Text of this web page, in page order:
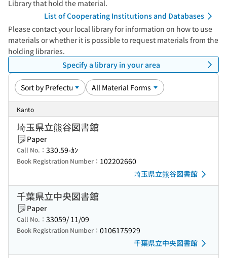
Library that hold the material.
List of Cooperating Institutions and Databases
Please contact your local library for information on how to use
materials or whether it is possible to request materials from the
holding libraries.
Specify a library in your area
Kanto
埼玉県立熊谷図書館
Paper
Call No.： 330.59-ｶﾝ
Book Registration Number： 102202660
埼玉県立熊谷図書館
千葉県立中央図書館
Paper
Call No.： 33059/ 11/09
Book Registration Number： 0106175929
千葉県立中央図書館